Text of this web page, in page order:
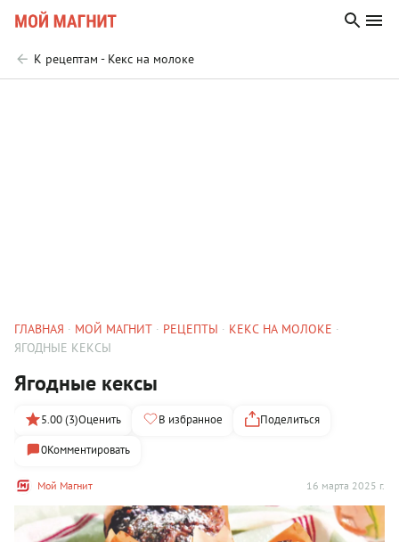
К рецептам - Кекс на молоке
ГЛАВНАЯ МОЙ МАГНИТ РЕЦЕПТЫ
КЕКС НА МОЛОКЕ
ЯГОДНЫЕ КЕКСЫ
Ягодные кексы
Мой Магнит 16 марта 2025 г.
5.00 (3)Оценить В избранное
Поделиться
0Комментировать